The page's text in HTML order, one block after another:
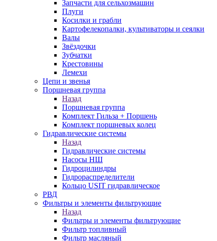
Запчасти для сельхозмашин
Плуги
Косилки и грабли
Картофелекопалки, культиваторы и сеялки
Валы
Звёздочки
Зубчатки
Крестовины
Лемехи
Цепи и звенья
Поршневая группа
Назад
Поршневая группа
Комплект Гильза + Поршень
Комплект поршневых колец
Гидравлические системы
Назад
Гидравлические системы
Насосы НШ
Гидроцилиндры
Гидрораспределители
Кольцо USIT гидравлическое
РВД
Фильтры и элементы фильтрующие
Назад
Фильтры и элементы фильтрующие
Фильтр топливный
Фильтр масляный